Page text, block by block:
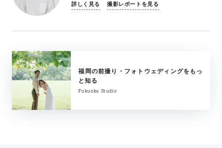
詳しく見る 撮影レポートを見る
福岡の前撮り・フォトウェディングをもっ
と知る
Fukuoka Studio